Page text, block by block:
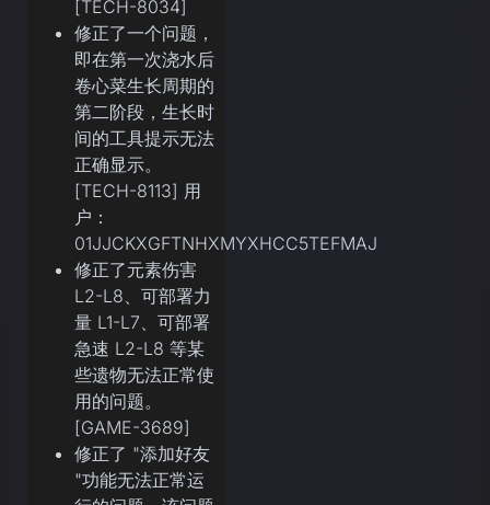
[TECH-8034]
修正了一个问题，
即在第一次浇水后
卷心菜生长周期的
第二阶段，生长时
间的工具提示无法
正确显示。
[TECH-8113] 用
户：
01JJCKXGFTNHXMYXHCC5TEFMAJ
修正了元素伤害
L2-L8、可部署力
量 L1-L7、可部署
急速 L2-L8 等某
些遗物无法正常使
用的问题。
[GAME-3689]
修正了 "添加好友
"功能无法正常运